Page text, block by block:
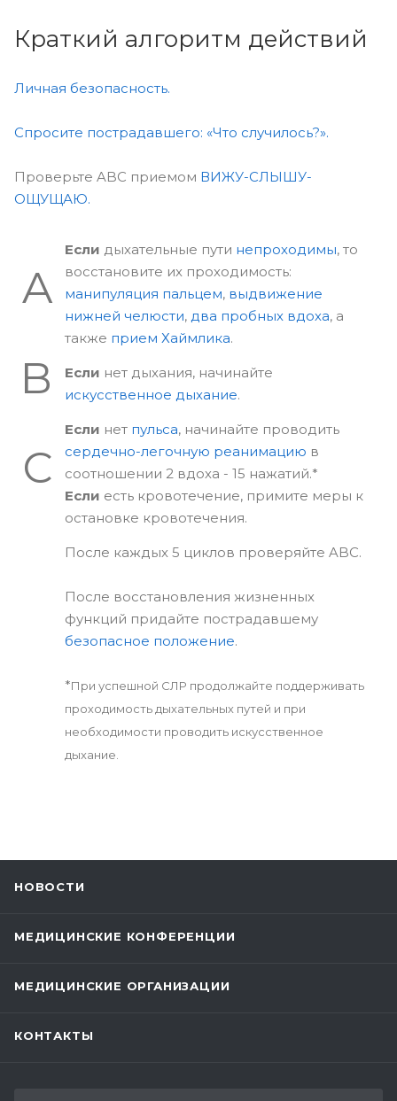
Краткий алгоритм действий
Личная безопасность.
Спросите пострадавшего: «Что случилось?».
Проверьте ABC приемом ВИЖУ-СЛЫШУ-
ОЩУЩАЮ.
A
Если дыхательные пути непроходимы, то
восстановите их проходимость:
манипуляция пальцем, выдвижение
нижней челюсти, два пробных вдоха, а
также прием Хаймлика.
B Если нет дыхания, начинайте
искусственное дыхание.
C
Если нет пульса, начинайте проводить
сердечно-легочную реанимацию в
соотношении 2 вдоха - 15 нажатий.*
Если есть кровотечение, примите меры к
остановке кровотечения.
После каждых 5 циклов проверяйте ABC.
После восстановления жизненных
функций придайте пострадавшему
безопасное положение.
*При успешной СЛР продолжайте поддерживать
проходимость дыхательных путей и при
необходимости проводить искусственное
дыхание.
НОВОСТИ
МЕДИЦИНСКИЕ КОНФЕРЕНЦИИ
МЕДИЦИНСКИЕ ОРГАНИЗАЦИИ
КОНТАКТЫ